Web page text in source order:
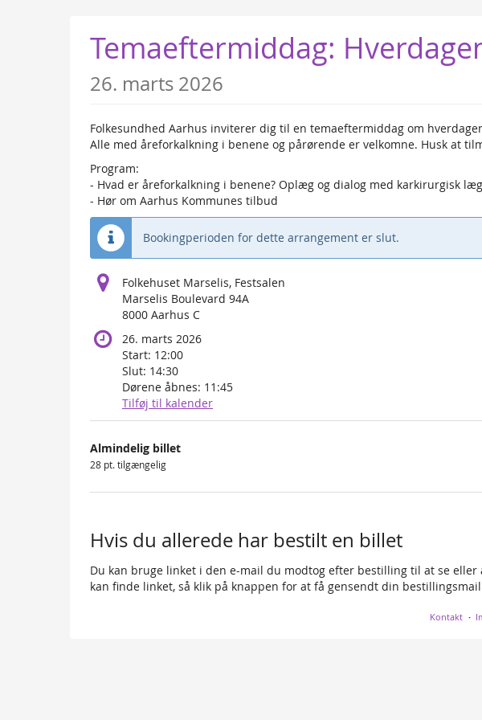
Temaeftermiddag:
26. marts 2026
Folkesundhed Aarhus inviterer dig til en temaeftermiddag om
Alle med åreforkalkning i benene og pårørende er velkomne. Husk at
Program:
- Hvad er åreforkalkning i benene? Oplæg og dialog med karkirurgisk
- Hør om Aarhus Kommunes tilbud
Bookingperioden for dette arrangement er slut.
Folkehuset Marselis, Festsalen
Marselis Boulevard 94A
8000 Aarhus C
26. marts 2026
Start: 12:00
Slut: 14:30
Dørene åbnes: 11:45
Tilføj til kalender
Produkter
Uncategorized
items
Almindelig billet
28 pt. tilgængelig
Hvis du allerede har bestilt en billet
Du kan bruge linket i den e-mail du modtog efter bestilling til at se
kan finde linket, så klik på knappen for at få gensendt din
Kontakt